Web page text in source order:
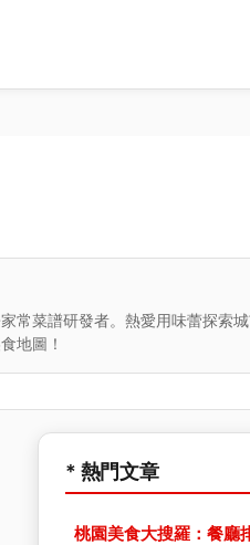
常菜譜研發者。熱愛用味蕾探索
地圖！
* 熱門文章
桃園美食大搜羅：餐廳